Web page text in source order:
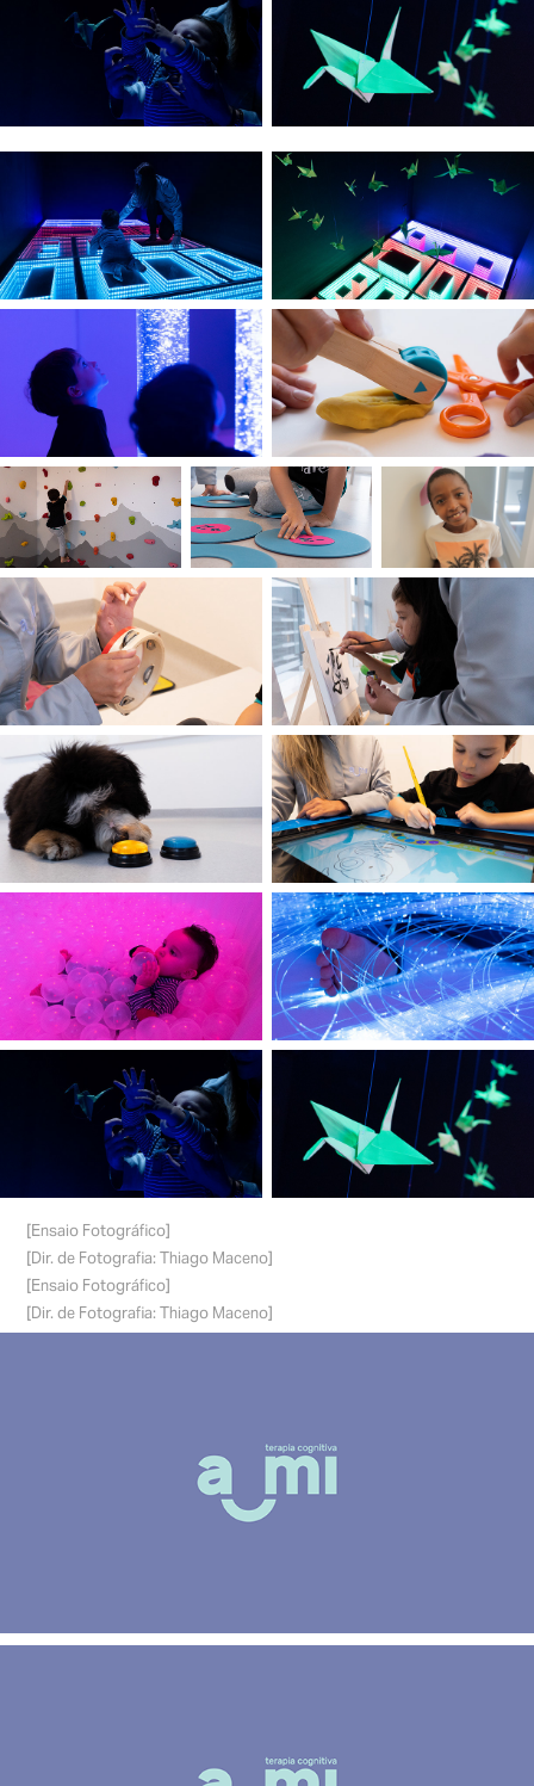
[Ensaio Fotográfico]
[Dir. de Fotografia: Thiago Maceno]
[Ensaio Fotográfico]
[Dir. de Fotografia: Thiago Maceno]